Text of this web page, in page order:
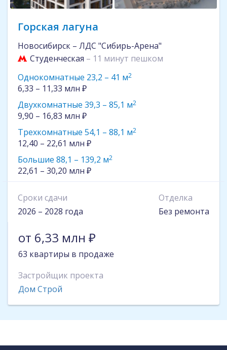
Горская лагуна
Новосибирск – ЛДС "Сибирь-Арена"
Студенческая – 11 минут пешком
Однокомнатные 23,2 – 41 м2
6,33 – 11,33 млн ₽
Двухкомнатные 39,3 – 85,1 м2
9,90 – 16,83 млн ₽
Трехкомнатные 54,1 – 88,1 м2
12,40 – 22,61 млн ₽
Большие 88,1 – 139,2 м2
22,61 – 30,20 млн ₽
Сроки сдачи
2026 – 2028 года
Отделка
Без ремонта
от 6,33 млн ₽
63 квартиры в продаже
Застройщик проекта
Дом Строй